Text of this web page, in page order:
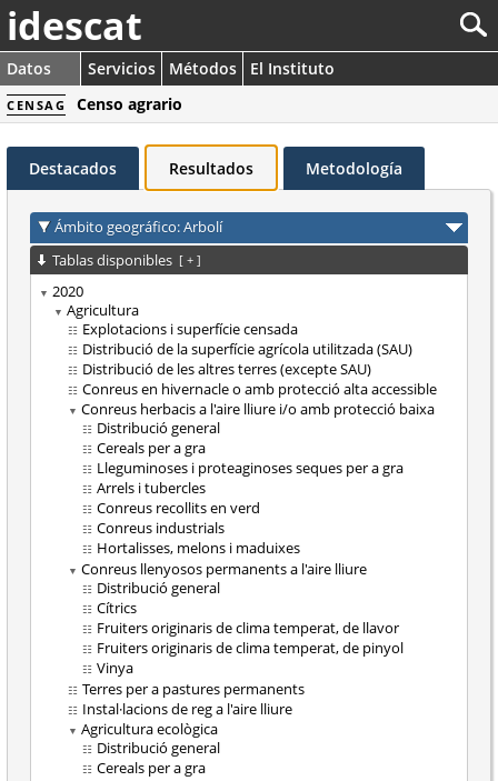
idescat
Datos Servicios Métodos El Instituto
CENSAG Censo agrario
Destacados Resultados Metodología
Ámbito geográfico: Arbolí
Tablas disponibles [ + ]
2020
Agricultura
Explotacions i superfície censada
Distribució de la superfície agrícola utilitzada (SAU)
Distribució de les altres terres (excepte SAU)
Conreus en hivernacle o amb protecció alta accessible
Conreus herbacis a l'aire lliure i/o amb protecció baixa
Distribució general
Cereals per a gra
Lleguminoses i proteaginoses seques per a gra
Arrels i tubercles
Conreus recollits en verd
Conreus industrials
Hortalisses, melons i maduixes
Conreus llenyosos permanents a l'aire lliure
Distribució general
Cítrics
Fruiters originaris de clima temperat, de llavor
Fruiters originaris de clima temperat, de pinyol
Vinya
Terres per a pastures permanents
Instal·lacions de reg a l'aire lliure
Agricultura ecològica
Distribució general
Cereals per a gra